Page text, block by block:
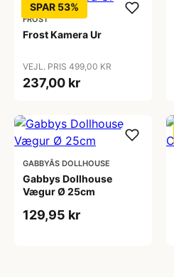
SPAR 53%
FROST
Frost Kamera Ur
VEJL. PRIS 499,00 KR
237,00 kr
GABBYÂS DOLLHOUSE
Gabbys Dollhouse
Vægur Ø 25cm
129,95 kr